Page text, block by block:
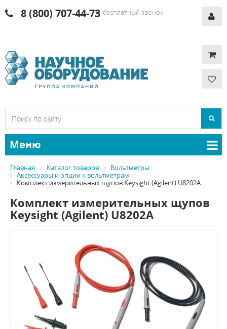
8 (800) 707-44-73 бесплатный звонок
Меню
Главная Каталог товаров
Вольтметры
Аксессуары и опции к вольтметрам
Комплект измерительных щупов Keysight (Agilent) U8202A
Комплект измерительных щупов
Keysight (Agilent) U8202A